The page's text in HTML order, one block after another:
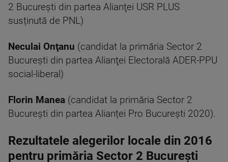
2 București din partea Alianţei USR PLUS
susținută de PNL)
Neculai Onţanu (candidat la primăria Sector 2
București din partea Alianţei Electorală ADER-PPU
social-liberal)
Florin Manea (candidat la primăria Sector 2
București din partea Alianței Pro Bucureşti 2020).
Rezultatele alegerilor locale din 2016
pentru primăria Sector 2 București